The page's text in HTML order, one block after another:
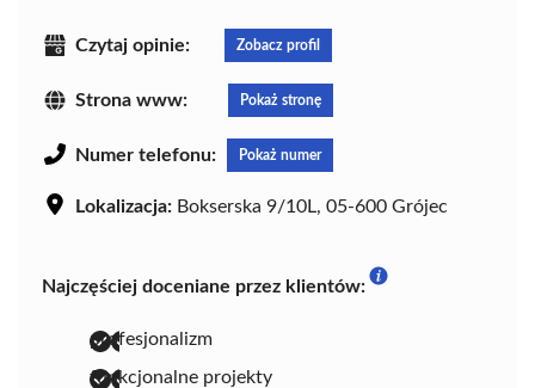
Czytaj opinie: Zobacz profil
Strona www: Pokaż stronę
Numer telefonu: Pokaż numer
Lokalizacja: Bokserska 9/10L, 05-600 Grójec
Najczęściej doceniane przez klientów:
profesjonalizm
funkcjonalne projekty